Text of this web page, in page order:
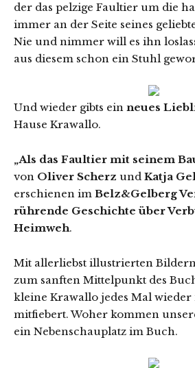
der das pelzige Faultier um die
immer an der Seite seines
Nie und nimmer will es ihn
aus diesem schon ein Stuhl
Und wieder gibts ein neues
Hause Krawallo.
„Als das Faultier mit seinem
von Oliver Scherz und Katja
erschienen im Belz&Gelberg
rührende Geschichte über
Heimweh.
Mit allerliebst illustrierten
zum sanften Mittelpunkt des
kleine Krawallo jedes Mal
mitfiebert. Woher kommen
ein Nebenschauplatz im Buch.